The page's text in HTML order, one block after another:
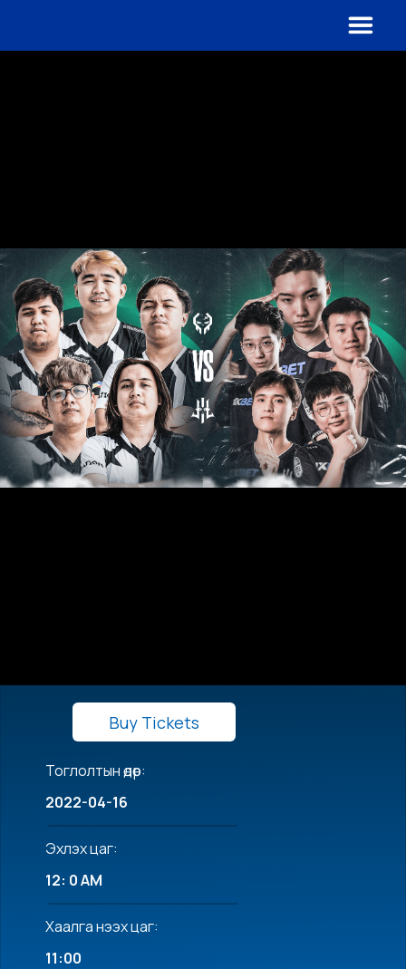
Buy Tickets
Тоглолтын өдөр:
2022-04-16
Эхлэх цаг:
12: 0 AM
Хаалга нээх цаг:
11:00